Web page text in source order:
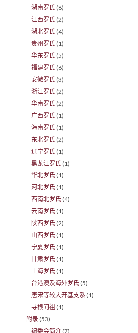
湖南罗氏 (8)
江西罗氏 (2)
湖北罗氏 (4)
贵州罗氏 (1)
华东罗氏 (5)
福建罗氏 (6)
安徽罗氏 (3)
浙江罗氏 (2)
华南罗氏 (2)
广西罗氏 (1)
海南罗氏 (1)
东北罗氏 (2)
辽宁罗氏 (1)
黑龙江罗氏 (1)
华北罗氏 (1)
河北罗氏 (1)
西南北罗氏 (4)
云南罗氏 (1)
陕西罗氏 (2)
山西罗氏 (1)
宁夏罗氏 (1)
甘肃罗氏 (1)
上海罗氏 (1)
台港澳及海外罗氏 (5)
唐宋等较大开基支系 (1)
寻根问祖 (1)
附录 (53)
编委会简介 (7)